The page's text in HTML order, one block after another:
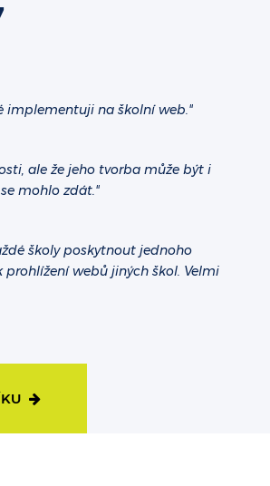
implementuji na školní web."
ale že jeho tvorba může být i
mohlo zdát."
školy poskytnout jednoho
webů jiných škol. Velmi